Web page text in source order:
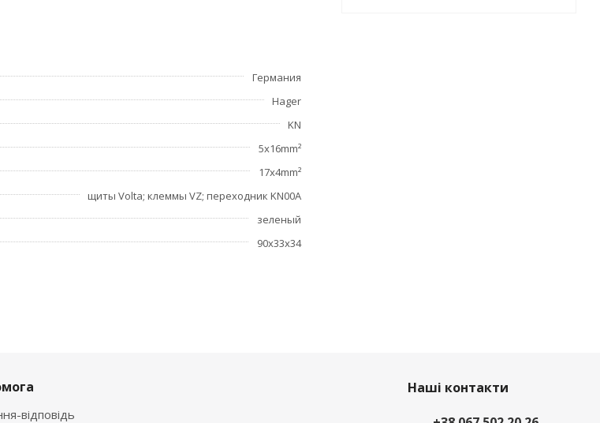
Германия
Hager
KN
5x16mm²
17x4mm²
щиты Volta; клеммы VZ; переходник KN00A
зеленый
90х33х34
відповідь
Наші контакти